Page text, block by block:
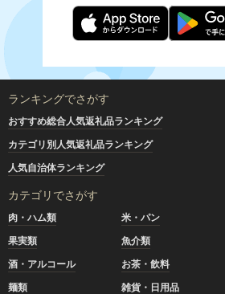
ランキングでさがす
おすすめ総合人気返礼品ランキング
カテゴリ別人気返礼品ランキング
人気自治体ランキング
カテゴリでさがす
肉・ハム類 米・パン
果実類
魚介類
酒・アルコール
お茶・飲料
麺類
雑貨・日用品